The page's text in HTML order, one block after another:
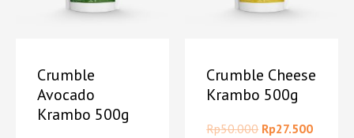
Crumble
Avocado
Krambo 500g
Crumble Cheese
Krambo 500g
Rp50.000 Rp27.500